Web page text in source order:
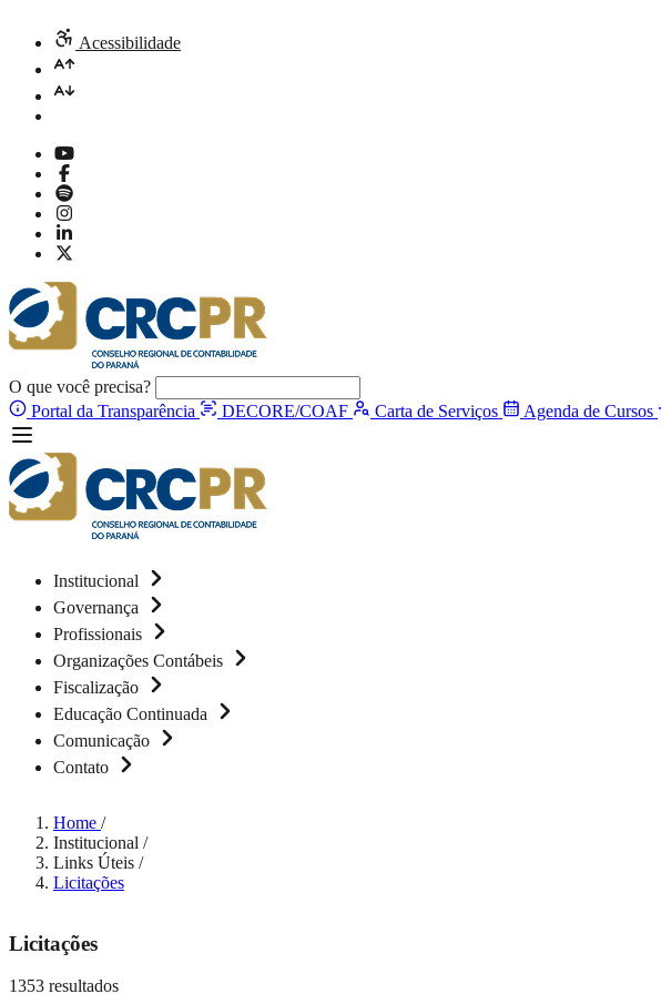
Acessibilidade
O que você precisa?
Portal da Transparência
DECORE/COAF Carta de Serviços Agenda de Cursos
Institucional
Governança
Profissionais
Organizações Contábeis
Fiscalização
Educação Continuada
Comunicação
Contato
Home /
Institucional /
Links Úteis /
Licitações
Licitações
1353 resultados